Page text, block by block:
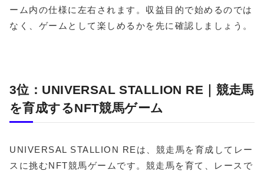
ーム内の仕様に左右されます。収益目的で始めるのでは
なく、ゲームとして楽しめるかを先に確認しましょう。
3位：UNIVERSAL STALLION RE｜競走馬
を育成するNFT競馬ゲーム
UNIVERSAL STALLION REは、競走馬を育成してレー
スに挑むNFT競馬ゲームです。競走馬を育て、レースで